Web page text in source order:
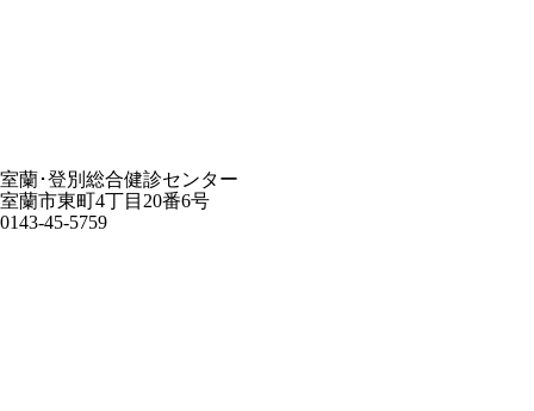
室蘭･登別総合健診センター
室蘭市東町4丁目20番6号
0143-45-5759